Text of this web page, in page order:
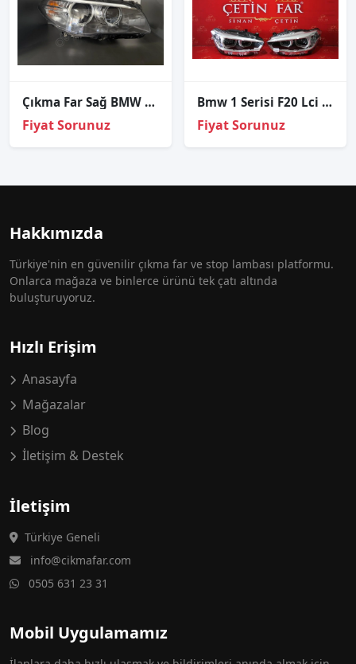
Çıkma Far Sağ BMW 5 Serisi F10 LCİ 731713211
Fiyat Sorunuz
Bmw 1 Serisi F20 Lci Led Sağ Sol Far
Fiyat Sorunuz
Hakkımızda
Türkiye'nin en güvenilir çıkma far ve stop lambası platformu.
Onlarca mağaza ve binlerce ürünü tek çatı altında
buluşturuyoruz.
Hızlı Erişim
Anasayfa
Mağazalar
Blog
İletişim & Destek
İletişim
Türkiye Geneli
info@cikmafar.com
0505 631 23 31
Mobil Uygulamamız